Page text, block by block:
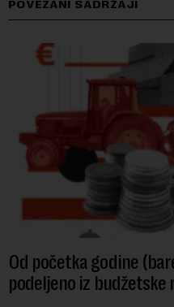
POVEZANI SADRŽAJI
Od početka godine
podeljeno iz budžetske